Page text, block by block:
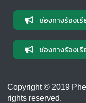
ช่องทางร้องเ
ช่องทางร้องเ
Copyright © 2019
rights reserved.